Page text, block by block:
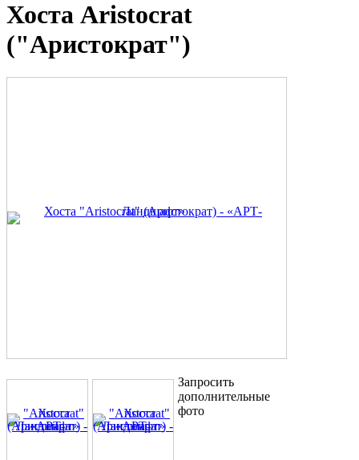
Хоста Aristocrat
("Аристократ")
Запросить
дополнительные
фото